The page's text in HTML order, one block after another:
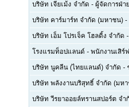
บริษัท เจียเม้ง จำกัด - ผู้จัดการฝ่า
บริษัท คาร์มาร์ท จำกัด (มหาชน) -
บริษัท เอ็ม โปรเจ็ค โฮลดิ้ง จำกัด
โรงแรมท็อปแลนด์ - พนักงานเสิร์
บริษัท นูคลีน (ไทยแลนด์) จำกัด -
บริษัท พลังงานบริสุทธิ์ จำกัด (มห
บริษัท วีรยาออยล์ทรานสปอร์ต จำ